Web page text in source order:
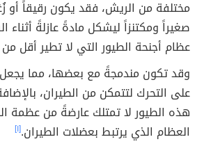
مختلفة من الريش، فقد يكون رقيقاً أو
صغيراً ومكتنزاً ليشكل مادةً عازلةً أثناء
عظام أجنحة الطيور التي لا تطير أقل من
وقد تكون مندمجةً مع بعضها، مما يجعل
على التحرك لتتمكن من الطيران،
هذه الطيور لا تمتلك عارضةً من عظمة
العظام الذي يرتبط بعضلات الطيران.[١]